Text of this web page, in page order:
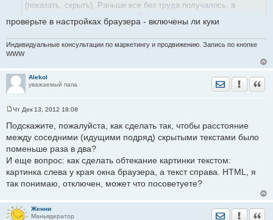
е
(показать, скрыть). Раньше все без труда получалось, а
сейчас не знаю что делать
проверьте в настройках браузера - включены ли куки
Индивидуальные консультации по маркетингу и продвижению. Запись по кнопке
WWW
Alekol
уважаемый папа
Отправить
о
б
е
н
е
Чт Дек 13, 2012 18:08
Подскажите, пожалуйста, как сделать так, чтобы расстояние
между соседними (идущими подряд) скрытыми текстами было
поменьше раза в два?
И еще вопрос: как сделать обтекание картинки текстом:
картинка слева у края окна браузера, а текст справа. HTML, я
так понимаю, отключен, может что посоветуете?
Женни
Маньядератор
Отправить